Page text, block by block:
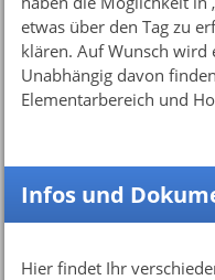
etwas über den Tag zu
klären. Auf Wunsch wird
Unabhängig davon
Elementarbereich und
Infos und
Hier findet Ihr